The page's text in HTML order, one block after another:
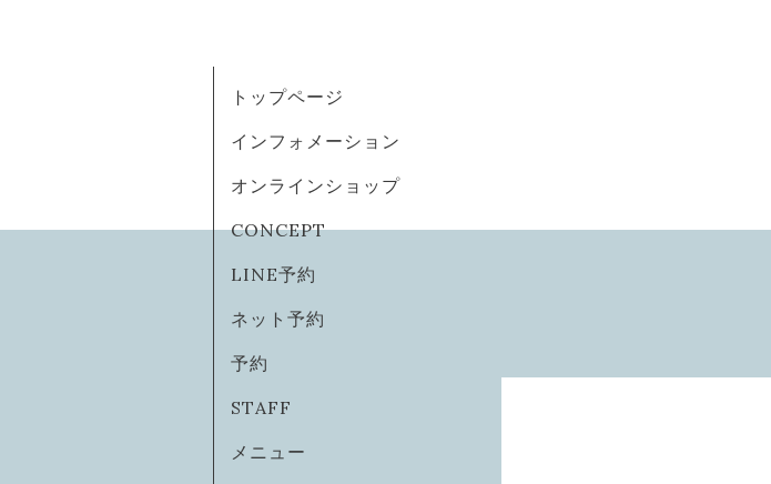
トップページ
インフォメーション
オンラインショップ
CONCEPT
LINE予約
ネット予約
予約
STAFF
メニュー